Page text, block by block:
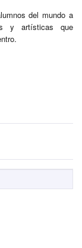
del mundo a
y artísticas que